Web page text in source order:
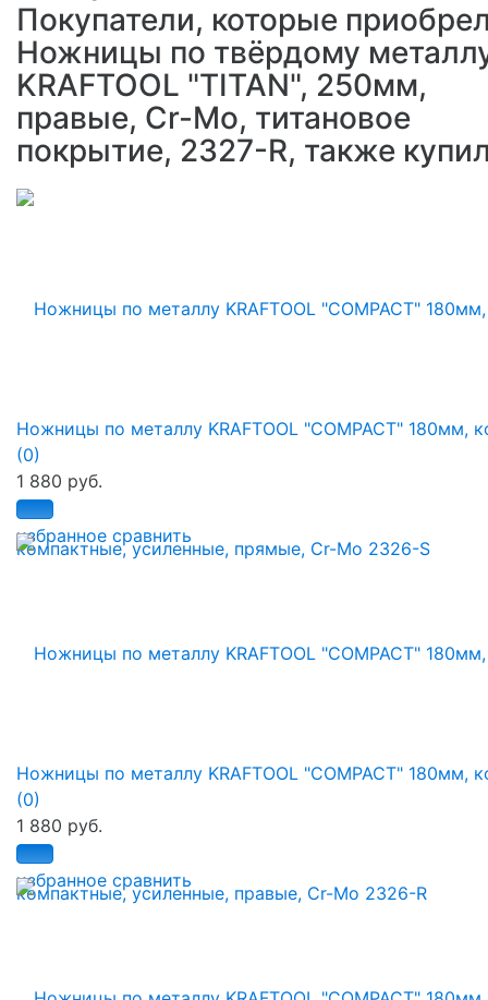
Покупатели, которые
Ножницы по твёрдому
KRAFTOOL "TITAN", 250мм,
правые, Cr-Mo, титановое
покрытие, 2327-R, также
избранное сравнить
Ножницы по металлу KRAFTOOL "COMPACT" 180мм,
(0)
1 880 руб.
избранное сравнить
Ножницы по металлу KRAFTOOL "COMPACT" 180мм,
(0)
1 880 руб.